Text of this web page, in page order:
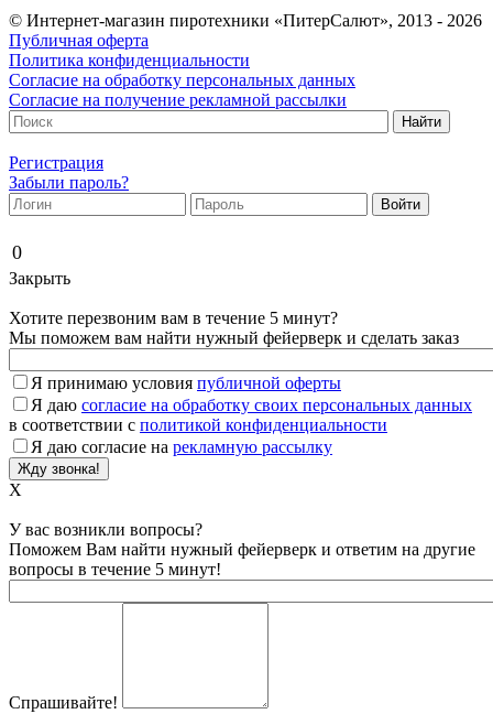
© Интернет-магазин пиротехники «ПитерСалют», 2013 - 2026
Публичная оферта
Политика конфиденциальности
Согласие на обработку персональных данных
Согласие на получение рекламной рассылки
Регистрация
Забыли пароль?
0
Закрыть
Хотите перезвоним вам в течение 5 минут?
Мы поможем вам найти нужный фейерверк и сделать заказ
Я принимаю условия публичной оферты
Я даю согласие на обработку своих персональных данных
в соответствии с политикой конфиденциальности
Я даю согласие на рекламную рассылку
X
У вас возникли вопросы?
Поможем Вам найти нужный фейерверк и ответим на другие
вопросы в течение 5 минут!
Спрашивайте!